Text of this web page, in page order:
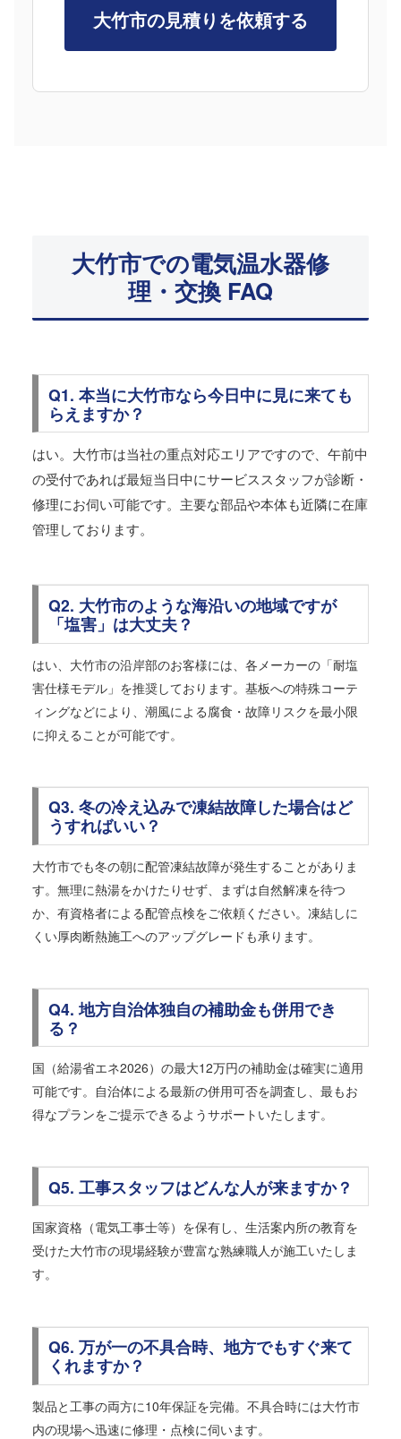
大竹市での電気温水器修
理・交換 FAQ
Q1. 本当に大竹市なら今日中に見に来ても
らえますか？
はい。大竹市は当社の重点対応エリアですので、午前中
の受付であれば最短当日中にサービススタッフが診断・
修理にお伺い可能です。主要な部品や本体も近隣に在庫
管理しております。
Q2. 大竹市のような海沿いの地域ですが
「塩害」は大丈夫？
はい、大竹市の沿岸部のお客様には、各メーカーの「耐塩
害仕様モデル」を推奨しております。基板への特殊コーテ
ィングなどにより、潮風による腐食・故障リスクを最小限
に抑えることが可能です。
Q3. 冬の冷え込みで凍結故障した場合はど
うすればいい？
大竹市でも冬の朝に配管凍結故障が発生することがありま
す。無理に熱湯をかけたりせず、まずは自然解凍を待つ
か、有資格者による配管点検をご依頼ください。凍結しに
くい厚肉断熱施工へのアップグレードも承ります。
Q4. 地方自治体独自の補助金も併用でき
る？
国（給湯省エネ2026）の最大12万円の補助金は確実に適用
可能です。自治体による最新の併用可否を調査し、最もお
得なプランをご提示できるようサポートいたします。
Q5. 工事スタッフはどんな人が来ますか？
国家資格（電気工事士等）を保有し、生活案内所の教育を
受けた大竹市の現場経験が豊富な熟練職人が施工いたしま
す。
Q6. 万が一の不具合時、地方でもすぐ来て
くれますか？
製品と工事の両方に10年保証を完備。不具合時には大竹市
内の現場へ迅速に修理・点検に伺います。